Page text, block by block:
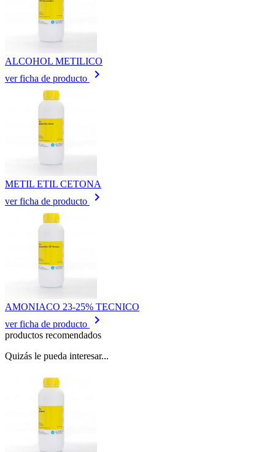
ALCOHOL METILICO
ver ficha de producto
keyboard_arrow_right
METIL ETIL CETONA
ver ficha de producto
keyboard_arrow_right
AMONIACO 23-25% TECNICO
ver ficha de producto
keyboard_arrow_right
productos recomendados
Quizás le pueda interesar...